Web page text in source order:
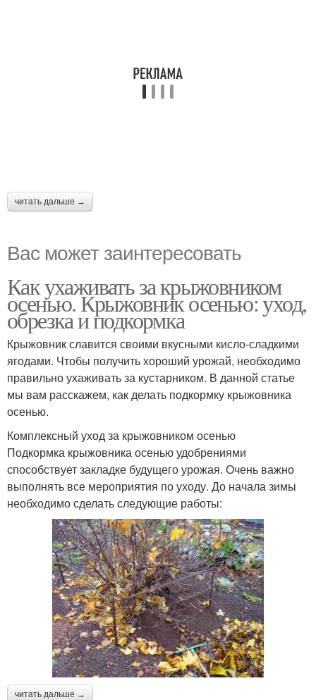
читать дальше →
Вас может заинтересовать
Как ухаживать за крыжовником
осенью. Крыжовник осенью: уход,
обрезка и подкормка
Крыжовник славится своими вкусными кисло-сладкими
ягодами. Чтобы получить хороший урожай, необходимо
правильно ухаживать за кустарником. В данной статье
мы вам расскажем, как делать подкормку крыжовника
осенью.
Комплексный уход за крыжовником осенью
Подкормка крыжовника осенью удобрениями
способствует закладке будущего урожая. Очень важно
выполнять все мероприятия по уходу. До начала зимы
необходимо сделать следующие работы:
читать дальше →